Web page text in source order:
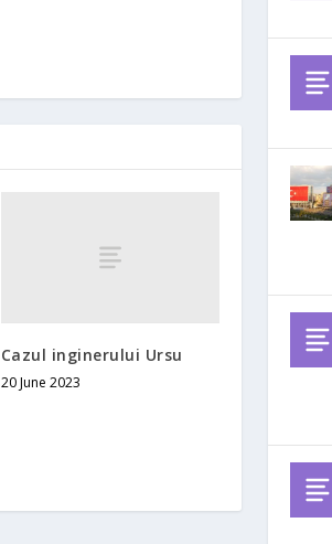
Cazul inginerului Ursu
20 June 2023